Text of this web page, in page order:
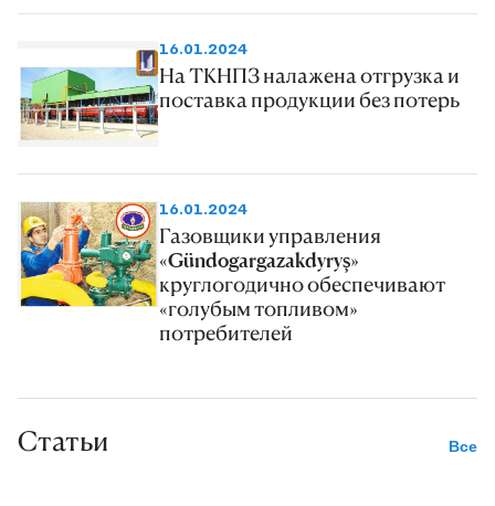
söz sözlediler. Olaryň çykyşynda alyp
barýan seljermeleri, derňewleri, ylmy
çemeleşmeleri giňişleýin beýan edildi.
16.01.2024
На ТКНПЗ налажена отгрузка и
поставка продукции без потерь
16.01.2024
Газовщики управления
«Gündogargazakdyryş»
круглогодично обеспечивают
«голубым топливом»
потребителей
Статьи Все